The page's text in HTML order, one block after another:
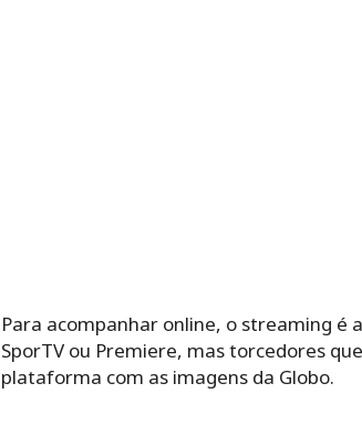
Para acompanhar online, o streaming é
SporTV ou Premiere, mas torcedores
plataforma com as imagens da Globo.